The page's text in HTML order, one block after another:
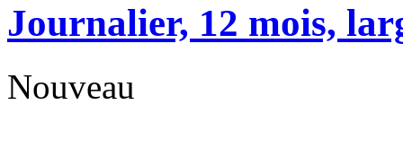
Journalier, 12 mois,
Nouveau